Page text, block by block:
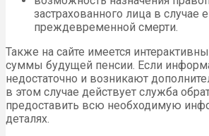
застрахованного лица в случае
преждевременной смерти.
Также на сайте имеется
суммы будущей пенсии. Если
недостаточно и возникают
в этом случае действует служба
предоставить всю необходимую
деталях.